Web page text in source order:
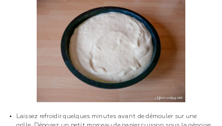
Laissez refroidir quelques minutes avant de démouler sur une